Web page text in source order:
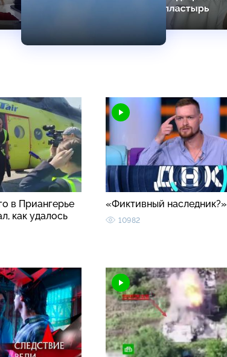
в Приангерье
как удалось
«Фиктивный наследник?»
10982